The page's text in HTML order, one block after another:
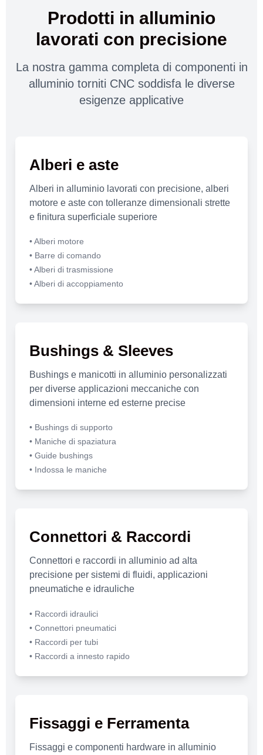
Prodotti in alluminio
lavorati con precisione
La nostra gamma completa di componenti in
alluminio torniti CNC soddisfa le diverse
esigenze applicative
Alberi e aste
Alberi in alluminio lavorati con precisione, alberi
motore e aste con tolleranze dimensionali strette
e finitura superficiale superiore
• Alberi motore
• Barre di comando
• Alberi di trasmissione
• Alberi di accoppiamento
Bushings & Sleeves
Bushings e manicotti in alluminio personalizzati
per diverse applicazioni meccaniche con
dimensioni interne ed esterne precise
• Bushings di supporto
• Maniche di spaziatura
• Guide bushings
• Indossa le maniche
Connettori & Raccordi
Connettori e raccordi in alluminio ad alta
precisione per sistemi di fluidi, applicazioni
pneumatiche e idrauliche
• Raccordi idraulici
• Connettori pneumatici
• Raccordi per tubi
• Raccordi a innesto rapido
Fissaggi e Ferramenta
Fissaggi e componenti hardware in alluminio